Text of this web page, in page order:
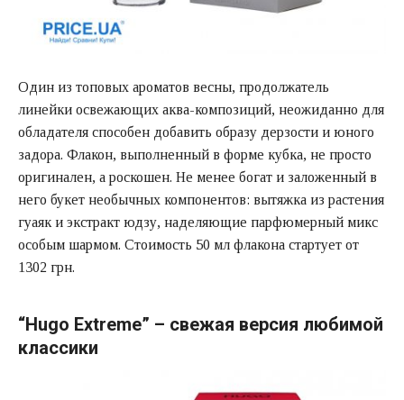
Один из топовых ароматов весны, продолжатель
линейки освежающих аква-композиций, неожиданно для
обладателя способен добавить образу дерзости и юного
задора. Флакон, выполненный в форме кубка, не просто
оригинален, а роскошен. Не менее богат и заложенный в
него букет необычных компонентов: вытяжка из растения
гуаяк и экстракт юдзу, наделяющие парфюмерный микс
особым шармом. Стоимость 50 мл флакона стартует от
1302 грн.
“Hugo Extreme” – свежая версия любимой
классики